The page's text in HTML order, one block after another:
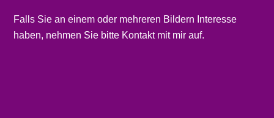
Falls Sie an einem oder mehreren Bildern Interesse
haben, nehmen Sie bitte Kontaktmit mir auf.